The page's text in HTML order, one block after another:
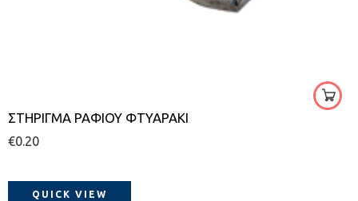
ΣΤΗΡΙΓΜΑ ΡΑΦΙΟΥ ΦΤΥΑΡΑΚΙ
€0.20
QUICK VIEW